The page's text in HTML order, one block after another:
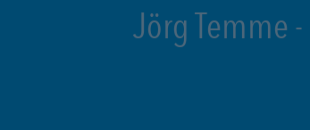
Jörg Temme -